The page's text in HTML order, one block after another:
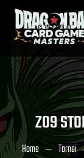
Z09
Home Tornei